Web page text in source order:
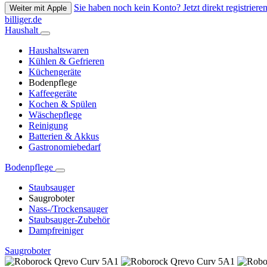
Weiter mit Apple
Sie haben noch kein Konto? Jetzt direkt
billiger.de
Haushalt
Haushaltswaren
Kühlen & Gefrieren
Küchengeräte
Bodenpflege
Kaffeegeräte
Kochen & Spülen
Wäschepflege
Reinigung
Batterien & Akkus
Gastronomiebedarf
Bodenpflege
Staubsauger
Saugroboter
Nass-/Trockensauger
Staubsauger-Zubehör
Dampfreiniger
Saugroboter